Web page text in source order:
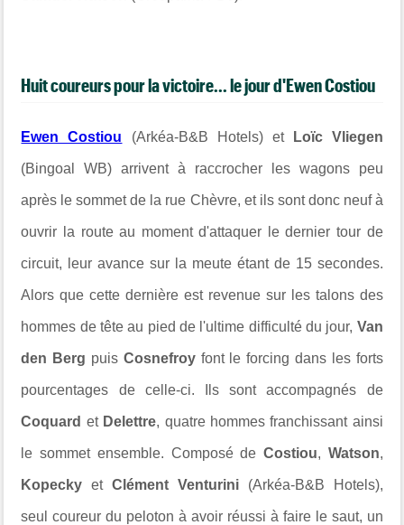
Huit coureurs pour la victoire... le jour d'Ewen Costiou
Ewen Costiou (Arkéa-B&B Hotels) et Loïc Vliegen
(Bingoal WB) arrivent à raccrocher les wagons peu
après le sommet de la rue Chèvre, et ils sont donc neuf à
ouvrir la route au moment d'attaquer le dernier tour de
circuit, leur avance sur la meute étant de 15 secondes.
Alors que cette dernière est revenue sur les talons des
hommes de tête au pied de l'ultime difficulté du jour, Van
den Berg puis Cosnefroyfont le forcing dans les forts
pourcentages de celle-ci. Ils sont accompagnés de
Coquard et Delettre, quatre hommes franchissant ainsi
le sommet ensemble. Composé de Costiou, Watson,
Kopecky etClément Venturini(Arkéa-B&B Hotels),
seul coureur du peloton à avoir réussi à faire le saut, un